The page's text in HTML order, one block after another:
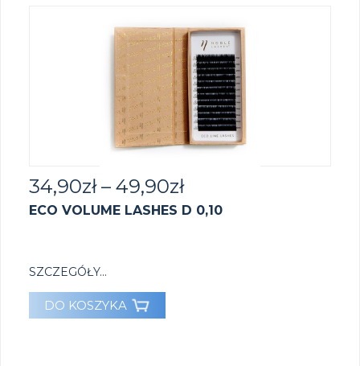
34,90zł– 49,90zł
ECO VOLUME LASHES D 0,10
SZCZEGÓŁY...
DO KOSZYKA